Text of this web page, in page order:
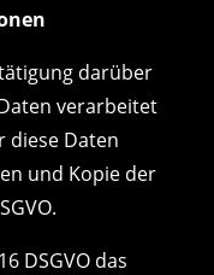
darüber
verarbeitet
diese Daten
und Kopie der
DSGVO das